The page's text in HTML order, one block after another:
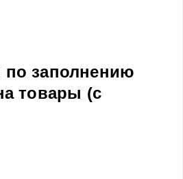
заполнению
товары (с